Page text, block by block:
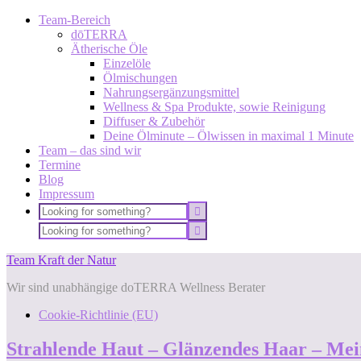
Team-Bereich
dōTERRA
Ätherische Öle
Einzelöle
Ölmischungen
Nahrungsergänzungsmittel
Wellness & Spa Produkte, sowie Reinigung
Diffuser & Zubehör
Deine Ölminute – Ölwissen in maximal 1 Minute
Team – das sind wir
Termine
Blog
Impressum
Team Kraft der Natur
Wir sind unabhängige doTERRA Wellness Berater
Cookie-Richtlinie (EU)
Strahlende Haut – Glänzendes Haar –